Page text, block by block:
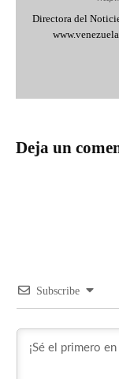
Directora del
Deja un
Subscribe